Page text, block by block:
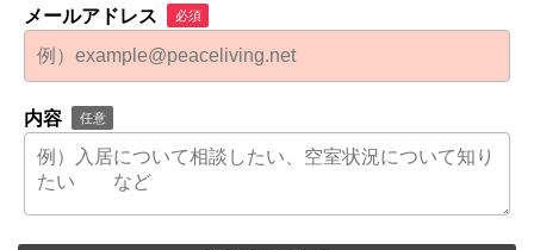
メールアドレス 必須
内容 任意